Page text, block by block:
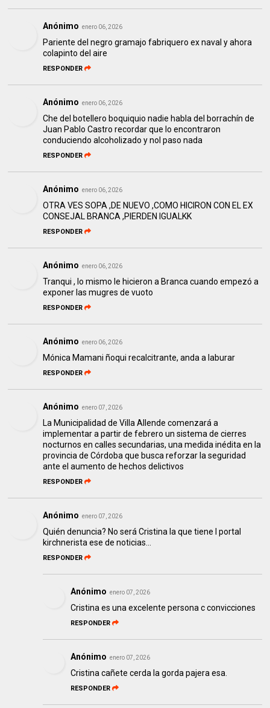
Anónimo enero 06, 2026
Pariente del negro gramajo fabriquero ex naval y ahora
colapinto del aire
RESPONDER
Anónimo enero 06, 2026
Che del botellero boquiquio nadie habla del borrachín de
Juan Pablo Castro recordar que lo encontraron
conduciendo alcoholizado y nol paso nada
RESPONDER
Anónimo enero 06, 2026
OTRA VES SOPA ,DE NUEVO ,COMO HICIRON CON EL EX
CONSEJAL BRANCA ,PIERDEN IGUALKK
RESPONDER
Anónimo enero 06, 2026
Tranqui , lo mismo le hicieron a Branca cuando empezó a
exponer las mugres de vuoto
RESPONDER
Anónimo enero 06, 2026
Mónica Mamani ñoqui recalcitrante, anda a laburar
RESPONDER
Anónimo enero 07, 2026
La Municipalidad de Villa Allende comenzará a
implementar a partir de febrero un sistema de cierres
nocturnos en calles secundarias, una medida inédita en la
provincia de Córdoba que busca reforzar la seguridad
ante el aumento de hechos delictivos
RESPONDER
Anónimo enero 07, 2026
Quién denuncia? No será Cristina la que tiene l portal
kirchnerista ese de noticias...
RESPONDER
Anónimo enero 07, 2026
Cristina es una excelente persona c convicciones
RESPONDER
Anónimo enero 07, 2026
Cristina cañete cerda la gorda pajera esa.
RESPONDER